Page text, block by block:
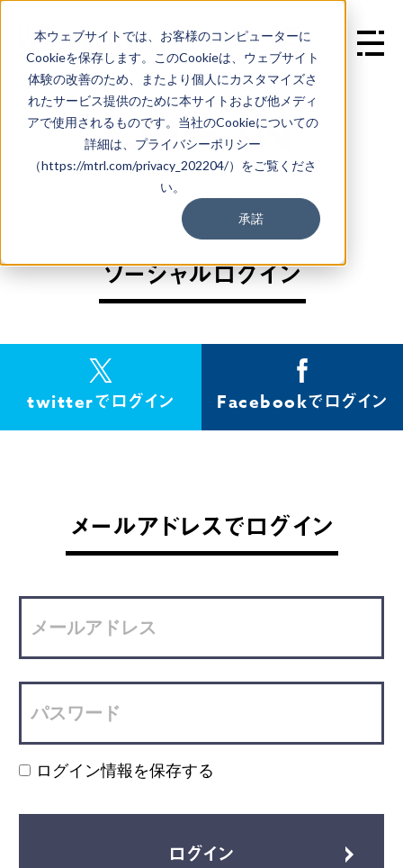
本ウェブサイトでは、お客様のコンピューターに
Cookieを保存します。このCookieは、ウェブサイト
体験の改善のため、またより個人にカスタマイズさ
れたサービス提供のために本サイトおよび他メディ
アで使用されるものです。当社のCookieについての
詳細は、プライバシーポリシー
（https://mtrl.com/privacy_202204/）をご覧くださ
い。
承諾
EN
LOG IN
新規メンバー登録はこちら
ソーシャルログイン
twitterでログイン Facebookでログイン
メールアドレスでログイン
ログイン情報を保存する
ログイン